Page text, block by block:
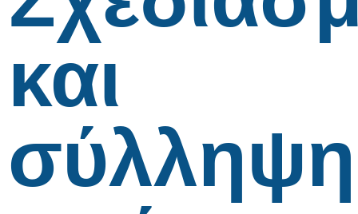
και
σύλληψη